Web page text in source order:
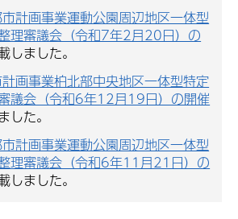
計画事業運動公園周辺地区一体型
理審議会（令和7年2月20日）の
しました。
画事業柏北部中央地区一体型特定
議会（令和6年12月19日）の開催
した。
計画事業運動公園周辺地区一体型
理審議会（令和6年11月21日）の
しました。